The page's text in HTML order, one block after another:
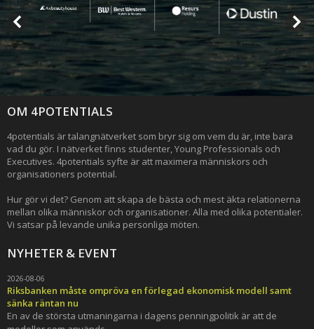
OM 4POTENTIALS
4potentials är talangnätverket som bryr sig om vem du är, inte bara
vad du gör. I nätverket finns studenter, Young Professionals och
Executives. 4potentials syfte är att maximera människors och
organisationers potential.
Hur gör vi det? Genom att skapa de bästa och mest äkta relationerna
mellan olika människor och organisationer. Alla med olika potentialer.
Vi satsar på levande unika personliga möten.
NYHETER & EVENT
2026-08-06
Riksbanken måste ompröva en förlegad ekonomisk modell samt
sänka räntan nu
En av de största utmaningarna i dagens penningpolitik är att de